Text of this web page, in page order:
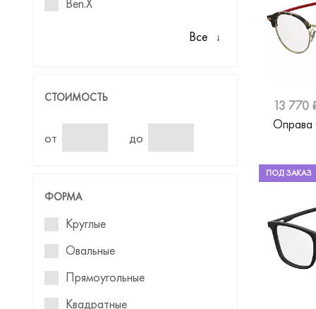
Carrera
Cazal
Davidoff
Dior
Einstoffen
Все
СТОИМОСТЬ
от до
ФОРМА
Круглые
Овальные
Прямоугольные
Квадратные
13 770
Оправа
ПОД ЗАКАЗ